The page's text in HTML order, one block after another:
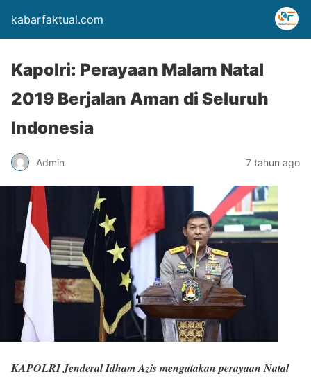
kabarfaktual.com
Kapolri: Perayaan Malam Natal
2019 Berjalan Aman di Seluruh
Indonesia
Admin 7 tahun ago
KAPOLRI Jenderal Idham Azis mengatakan perayaan Natal